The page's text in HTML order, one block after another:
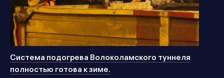
Система подогрева Волоколамского туннеля
полностью готова к зиме.